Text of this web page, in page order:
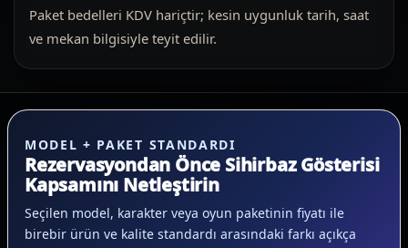
Paket bedelleri KDV hariçtir; kesin uygunluk tarih, saat
ve mekan bilgisiyle teyit edilir.
MODEL + PAKET STANDARDI
Rezervasyondan Önce Sihirbaz Gösterisi
Kapsamını Netleştirin
Seçilen model, karakter veya oyun paketinin fiyatı ile
birebir ürün ve kalite standardı arasındaki farkı açıkça